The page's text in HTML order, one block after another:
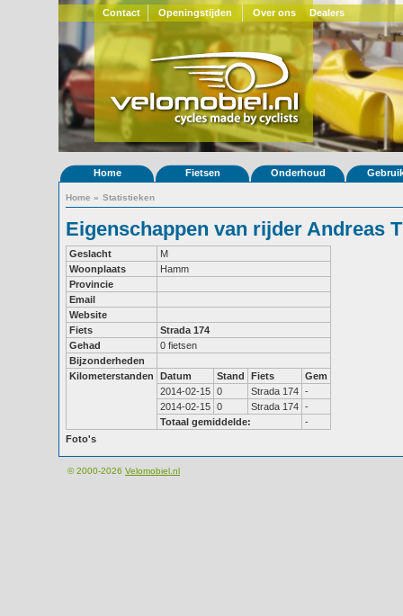
Contact Openingstijden Over ons Dealers
Home Fietsen Onderhoud
Home » Statistieken
Eigenschappen van rijder Andreas
Geslacht
M
Woonplaats
Hamm
Provincie
Email
Website
Fiets
Strada 174
Gehad
0 fietsen
Bijzonderheden
Kilometerstanden
Datum Stand Fiets
Gem
2014-02-15 0 Strada 174 -
2014-02-15 0 Strada 174 -
Totaal gemiddelde:
-
Foto's
© 2000-2026 Velomobiel.nl